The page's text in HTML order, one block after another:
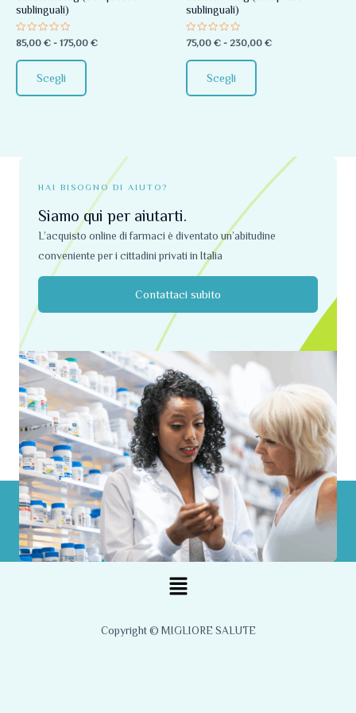
sublinguali)
Valutato
0
su
5
85,00 € - 175,00 €
Scegli
scelte
del
sublinguali)
Valutato
0
su
5
75,00 € - 230,00 €
Scegli
scelte
del
HAI BISOGNO DI AIUTO?
Siamo qui per aiutarti.
L’acquisto online di farmaci è diventato un’abitudine
conveniente per i cittadini privati ​​in Italia
Contattaci subito
Menu
Copyright © MIGLIORE SALUTE